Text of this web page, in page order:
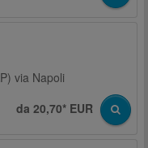
via Napoli
da 20,70* EUR